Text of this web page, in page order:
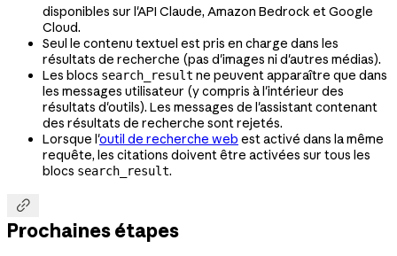
disponibles sur l'API Claude, Amazon Bedrock et Google
Cloud.
Seul le contenu textuel est pris en charge dans les
résultats de recherche (pas d'images ni d'autres médias).
Les blocs search_result ne peuvent apparaître que dans
les messages utilisateur (y compris à l'intérieur des
résultats d'outils). Les messages de l'assistant contenant
des résultats de recherche sont rejetés.
Lorsque l'outil de recherche web est activé dans la même
requête, les citations doivent être activées sur tous les
blocs search_result.

Prochaines étapes